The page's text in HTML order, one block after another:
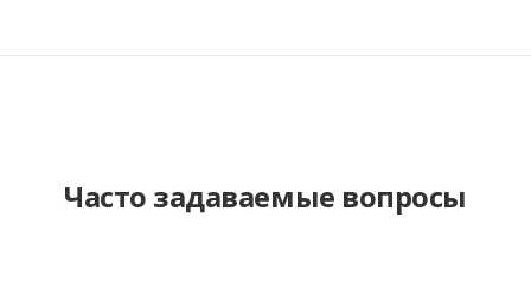
Часто задаваемые вопросы